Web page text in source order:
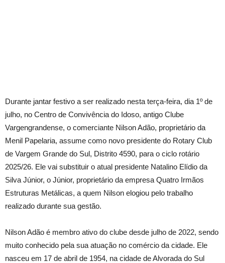
Durante jantar festivo a ser realizado nesta terça-feira, dia 1º de
julho, no Centro de Convivência do Idoso, antigo Clube
Vargengrandense, o comerciante Nilson Adão, proprietário da
Menil Papelaria, assume como novo presidente do Rotary Club
de Vargem Grande do Sul, Distrito 4590, para o ciclo rotário
2025/26. Ele vai substituir o atual presidente Natalino Elídio da
Silva Júnior, o Júnior, proprietário da empresa Quatro Irmãos
Estruturas Metálicas, a quem Nilson elogiou pelo trabalho
realizado durante sua gestão.
Nilson Adão é membro ativo do clube desde julho de 2022, sendo
muito conhecido pela sua atuação no comércio da cidade. Ele
nasceu em 17 de abril de 1954, na cidade de Alvorada do Sul